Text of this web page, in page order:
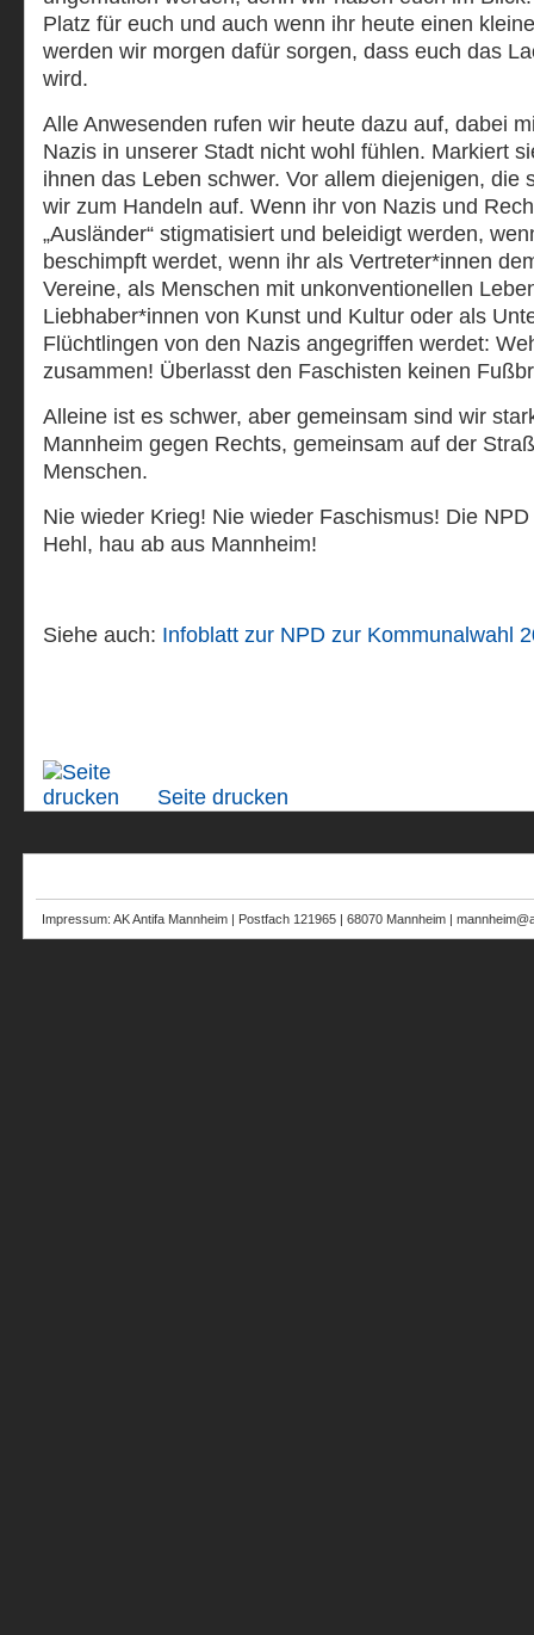
Platz für euch und auch wenn ihr heute einen
werden wir morgen dafür sorgen, dass euch das
wird.
Alle Anwesenden rufen wir heute dazu auf, dabei
Nazis in unserer Stadt nicht wohl fühlen. Markiert
ihnen das Leben schwer. Vor allem diejenigen, die
wir zum Handeln auf. Wenn ihr von Nazis und
„Ausländer“ stigmatisiert und beleidigt werden,
beschimpft werdet, wenn ihr als Vertreter*innen
Vereine, als Menschen mit unkonventionellen
Liebhaber*innen von Kunst und Kultur oder als
Flüchtlingen von den Nazis angegriffen werdet:
zusammen! Überlasst den Faschisten keinen
Alleine ist es schwer, aber gemeinsam sind wir
Mannheim gegen Rechts, gemeinsam auf der
Menschen.
Nie wieder Krieg! Nie wieder Faschismus! Die
Hehl, hau ab aus Mannheim!
Siehe auch: Infoblatt zur NPD zur Kommunalwahl
Seite drucken
Impressum: AK Antifa Mannheim | Postfach 121965 | 68070 Mannheim |